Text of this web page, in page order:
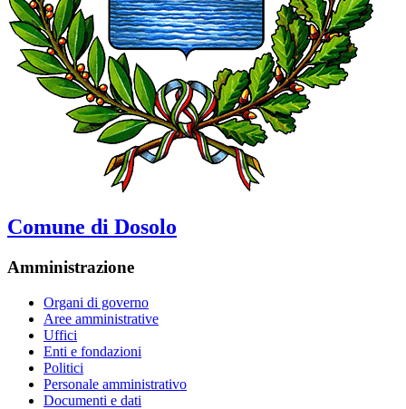
Comune di Dosolo
Amministrazione
Organi di governo
Aree amministrative
Uffici
Enti e fondazioni
Politici
Personale amministrativo
Documenti e dati